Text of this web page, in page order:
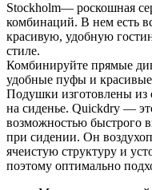
Stockholm— роскошная
комбинаций. В нем есть
красивую, удобную
стиле.
Комбинируйте прямые
удобные пуфы и
Подушки изготовлены из
на сиденье. Quickdry —
возможностью быстрого
при сидении. Он
ячеистую структуру и
поэтому оптимально